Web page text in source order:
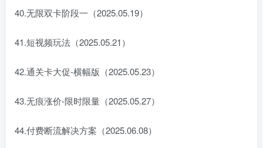
40.无限双卡阶段一（2025.05.19）
41.短视频玩法（2025.05.21）
42.通关卡大促-横幅版（2025.05.23）
43.无痕涨价-限时限量（2025.05.27）
44.付费断流解决方案（2025.06.08）